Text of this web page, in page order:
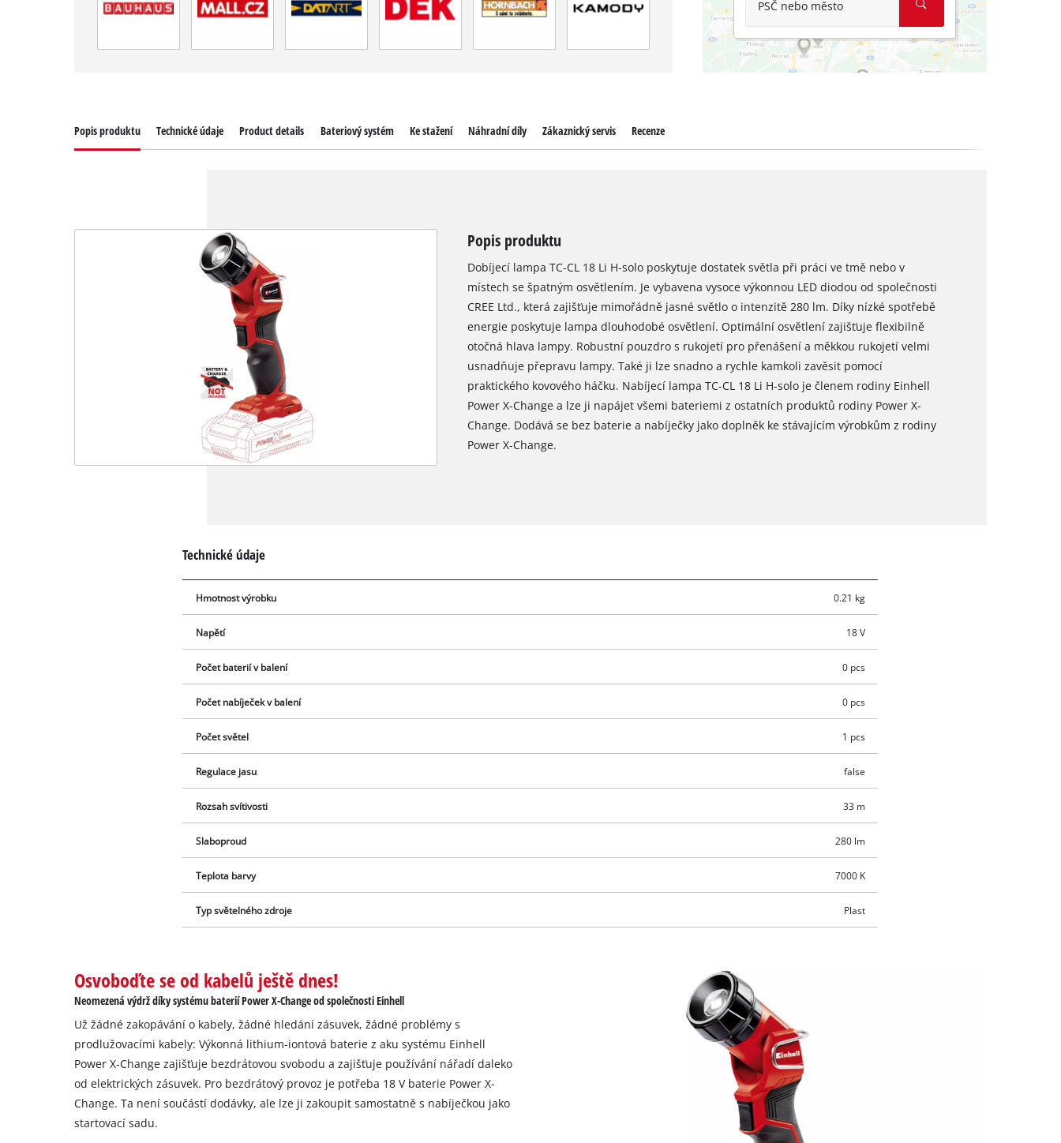
PSČ nebo město
This content is not permitted to load due
to trackers that are not disclosed to the
visitor. The website owner needs to setup
the site with their CMP to add this content
to the list of technologies used.
Popis produktu Technické údaje Product details Bateriový systém Ke stažení Náhradní díly Zákaznický servis Recenze
Popis produktu
Dobíjecí lampa TC-CL 18 Li H-solo poskytuje dostatek světla při práci ve tmě nebo v
místech se špatným osvětlením. Je vybavena vysoce výkonnou LED diodou od společnosti
CREE Ltd., která zajišťuje mimořádně jasné světlo o intenzitě 280 lm. Díky nízké spotřebě
energie poskytuje lampa dlouhodobé osvětlení. Optimální osvětlení zajišťuje flexibilně
otočná hlava lampy. Robustní pouzdro s rukojetí pro přenášení a měkkou rukojetí velmi
usnadňuje přepravu lampy. Také ji lze snadno a rychle kamkoli zavěsit pomocí
praktického kovového háčku. Nabíjecí lampa TC-CL 18 Li H-solo je členem rodiny Einhell
Power X-Change a lze ji napájet všemi bateriemi z ostatních produktů rodiny Power X-
Change. Dodává se bez baterie a nabíječky jako doplněk ke stávajícím výrobkům z rodiny
Power X-Change.
Technické údaje
Hmotnost výrobku 0.21 kg
Napětí 18 V
Počet baterií v balení 0 pcs
Počet nabíječek v balení 0 pcs
Počet světel 1 pcs
Regulace jasu false
Rozsah svítivosti 33 m
Slaboproud 280 lm
Teplota barvy 7000 K
Typ světelného zdroje Plast
Osvoboďte se od kabelů ještě dnes!
Neomezená výdrž díky systému baterií Power X-Change od společnosti Einhell
Už žádné zakopávání o kabely, žádné hledání zásuvek, žádné problémy s
prodlužovacími kabely: Výkonná lithium-iontová baterie z aku systému Einhell
Power X-Change zajišťuje bezdrátovou svobodu a zajišťuje používání nářadí daleko
od elektrických zásuvek. Pro bezdrátový provoz je potřeba 18 V baterie Power X-
Change. Ta není součástí dodávky, ale lze ji zakoupit samostatně s nabíječkou jako
startovací sadu.